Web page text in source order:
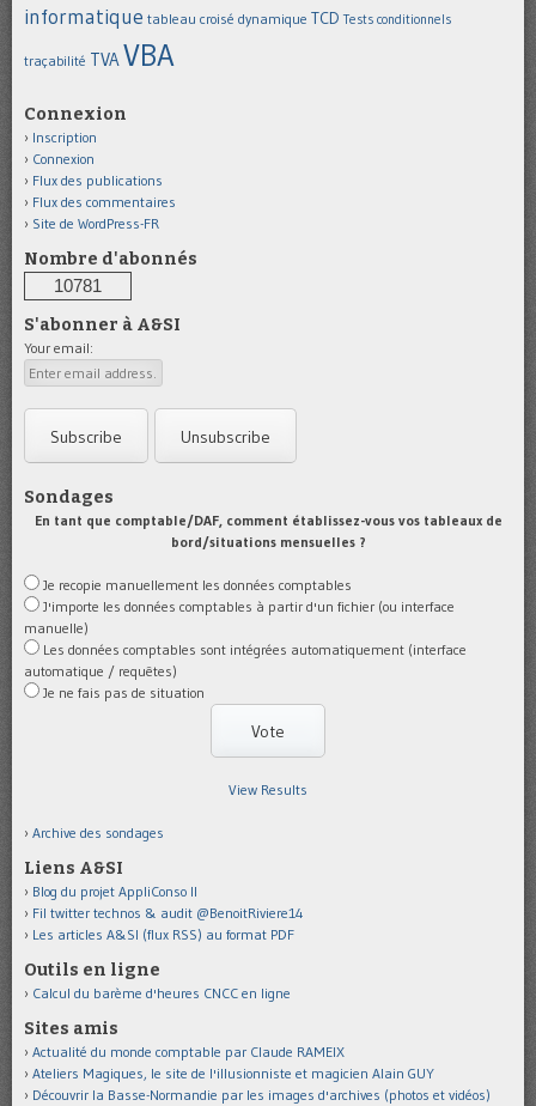
informatique tableau croisé dynamique TCD Tests conditionnels
traçabilité TVAVBA
Connexion
Inscription
Connexion
Flux des publications
Flux des commentaires
Site de WordPress-FR
Nombre d'abonnés
10781
S'abonner à A&SI
Your email:
Sondages
En tant que comptable/DAF, comment établissez-vous vos tableaux de
bord/situations mensuelles ?
Je recopie manuellement les données comptables
J'importe les données comptables à partir d'un fichier (ou interface
manuelle)
Les données comptables sont intégrées automatiquement (interface
automatique / requêtes)
Je ne fais pas de situation
View Results
Archive des sondages
Liens A&SI
Blog du projet AppliConso II
Fil twitter technos & audit @BenoitRiviere14
Les articles A&SI (flux RSS) au format PDF
Outils en ligne
Calcul du barème d'heures CNCC en ligne
Sites amis
Actualité du monde comptable par Claude RAMEIX
Ateliers Magiques, le site de l'illusionniste et magicien Alain GUY
Découvrir la Basse-Normandie par les images d'archives (photos et vidéos)